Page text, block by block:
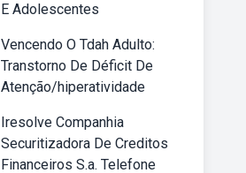
E Adolescentes
Vencendo O Tdah Adulto:
Transtorno De Déficit De
Atenção/hiperatividade
Iresolve Companhia
Securitizadora De Creditos
Financeiros S.a. Telefone